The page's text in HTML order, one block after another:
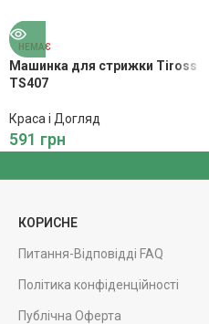
НЕМАЄ
Машинка для стрижки Tiross
TS407
Краса і Догляд
591 грн
КОРИСНЕ
Питання-Відповідді FAQ
Політика конфіденційності
Публічна Оферта